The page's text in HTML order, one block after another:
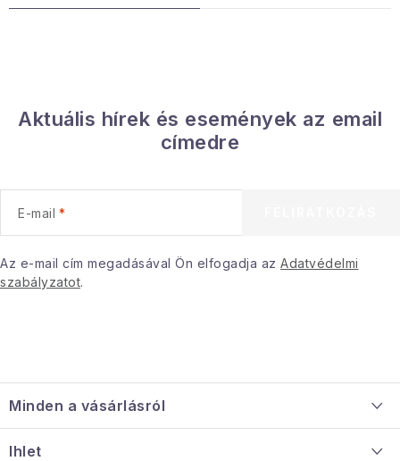
Veľkoobchodná spolupráca
Hogyan kell panaszkodni / visszaadni az áruka
Kereskedelem feltételes
Aktuális hírek és események az email
címedre
E-mail
Az e-mail cím megadásával Ön elfogadja az Adatvédelmi
szabályzatot.
á
bMinden a vásárlásról
Ihlet